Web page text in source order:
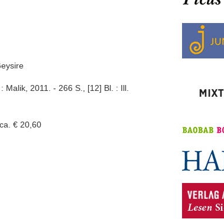
2011. - 266 S., [12] Bl. : Ill.
€ 20,60